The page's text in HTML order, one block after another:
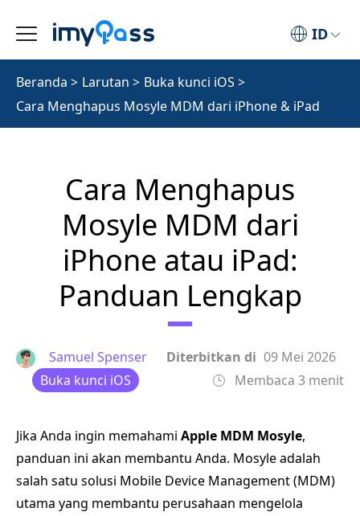
ID
Beranda > Larutan > Buka kunci iOS >
Cara Menghapus Mosyle MDM dari iPhone & iPad
Cara Menghapus
Mosyle MDM dari
iPhone atau iPad:
Panduan Lengkap
Samuel Spenser Diterbitkan di 09 Mei 2026
Buka kunci iOS
Membaca 3 menit
Jika Anda ingin memahami Apple MDM Mosyle,
panduan ini akan membantu Anda. Mosyle adalah
salah satu solusi Mobile Device Management (MDM)
utama yang membantu perusahaan mengelola